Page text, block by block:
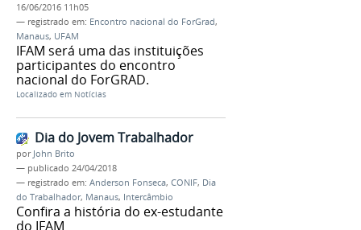
16/06/2016 11h05
— registrado em: Encontro nacional do ForGrad,
Manaus, UFAM
IFAM será uma das instituições
participantes do encontro
nacional do ForGRAD.
Localizado em Notícias
Dia do Jovem Trabalhador
por John Brito
— publicado 24/04/2018
— registrado em: Anderson Fonseca, CONIF, Dia
do Trabalhador, Manaus, Intercâmbio
Confira a história do ex-estudante
do IFAM